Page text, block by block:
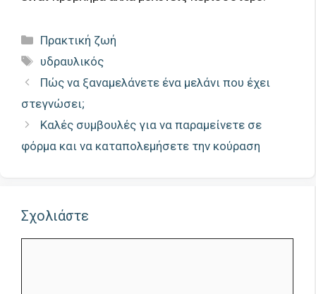
Κατηγορίες
Πρακτική ζωή
Ετικέτες
υδραυλικός
Πώς να ξαναμελάνετε ένα μελάνι που έχει
στεγνώσει;
Καλές συμβουλές για να παραμείνετε σε
φόρμα και να καταπολεμήσετε την κούραση
Σχολιάστε